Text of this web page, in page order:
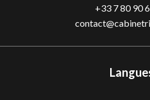
+33 7 80 90